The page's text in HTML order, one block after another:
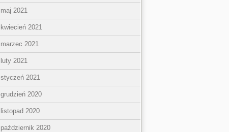
maj 2021
kwiecień 2021
marzec 2021
luty 2021
styczeń 2021
grudzień 2020
listopad 2020
październik 2020